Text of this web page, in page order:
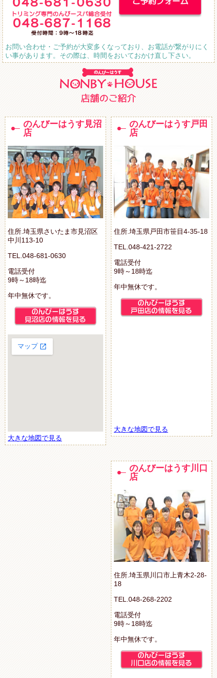
お問い合わせ・ご予約が大変多くなっており、お電話が繋がりにく
い事があります。その際は、時間をおいておかけ直し下さい。
のんびーはうす見沼
店
住所.埼玉県さいたま市見沼区
中川113-10
TEL.048-681-0630
電話受付
9時～18時迄
年中無休です。
大きな地図で見る
のんびーはうす戸田
店
住所.埼玉県戸田市笹目4-35-18
TEL.048-421-2722
電話受付
9時～18時迄
年中無休です。
大きな地図で見る
のんびーはうす川口
店
住所.埼玉県川口市上青木2-28-
18
TEL.048-268-2202
電話受付
9時～18時迄
年中無休です。